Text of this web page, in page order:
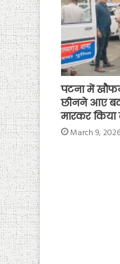
पटना में
छीनने आए
मारकर
March 9, 2026